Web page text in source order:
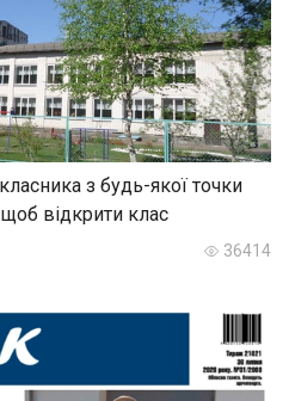
з будь-якої точки
щоб відкрити клас
36414